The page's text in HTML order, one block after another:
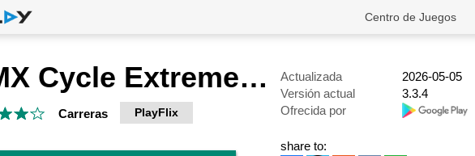
Centro de Juegos
BMX Cycle Extreme Bicycle Game
Carreras PlayFlix
Actualizada
2026-05-05
Versión actual
3.3.4
Ofrecida por
share to: